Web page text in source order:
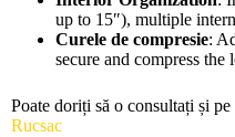
up to 15″), multiple
Curele de compresie:
secure and compress the
Poate doriți să o consultați și pe
Rucsac